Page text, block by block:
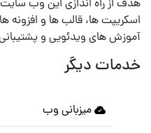
هدف از راه اندازی این وب سایت
اسکریپت ها، قالب ها و افزونه
آموزش های ویدئویی و
خدمات دیگر
میزبانی وب